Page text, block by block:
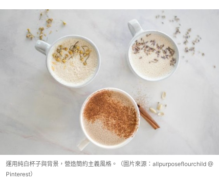
運用純白杯子與背景，營造簡約主義風格。（圖片來源：allpurposeflourchild @
Pinterest）